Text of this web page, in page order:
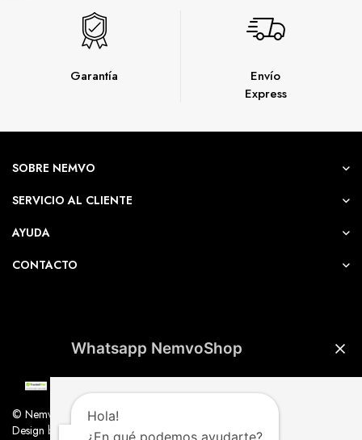
Garantía
Envío
Express
SOBRE NEMVO
SERVICIO AL CLIENTE
AYUDA
CONTACTO
© Nemvo. Todos los derechos Reservados.
Design by Nemvo Agency
Whatsapp NemvoShop
Hola!
¿En qué podemos ayudarte?